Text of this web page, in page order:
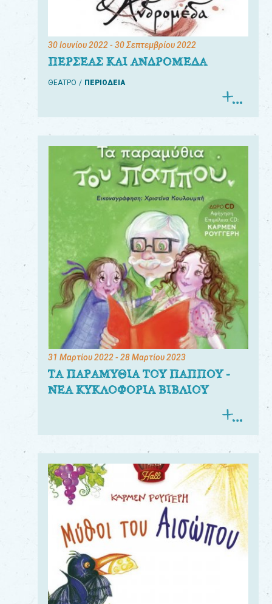
30 Ιουνίου 2022- 30 Σεπτεμβρίου 2022
ΠΕΡΣΕΑΣ ΚΑΙ ΑΝΔΡΟΜΕΔΑ
ΘΕΑΤΡΟ ΠΕΡΙΟΔΕΙΑ
31 Μαρτίου 2022- 28 Μαρτίου 2023
ΤΑ ΠΑΡΑΜΥΘΙΑ ΤΟΥ ΠΑΠΠΟΥ -
ΝΕΑ ΚΥΚΛΟΦΟΡΙΑ ΒΙΒΛΙΟΥ